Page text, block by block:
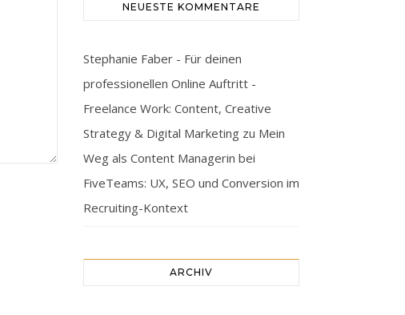
NEUESTE KOMMENTARE
Stephanie Faber - Für deinen
professionellen Online Auftritt -
Freelance Work: Content, Creative
Strategy & Digital Marketing zu Mein
Weg als Content Managerin bei
FiveTeams: UX, SEO und Conversion im
Recruiting-Kontext
ARCHIV